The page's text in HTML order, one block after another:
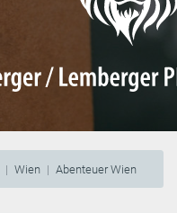
Wien Abenteuer Wien